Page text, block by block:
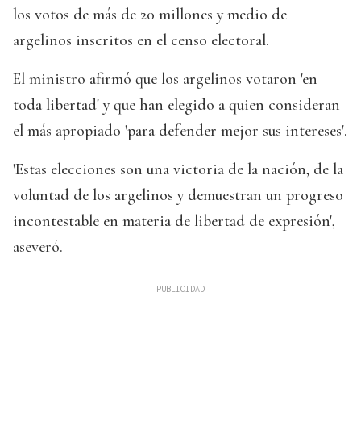
los votos de más de 20 millones y medio de
argelinos inscritos en el censo electoral.
El ministro afirmó que los argelinos votaron 'en
toda libertad' y que han elegido a quien consideran
el más apropiado 'para defender mejor sus intereses'.
'Estas elecciones son una victoria de la nación, de la
voluntad de los argelinos y demuestran un progreso
incontestable en materia de libertad de expresión',
aseveró.